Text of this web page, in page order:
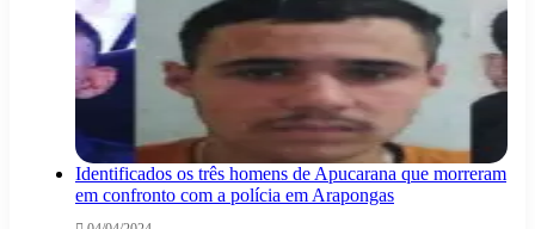
Identificados os três homens de Apucarana que morreram
em confronto com a polícia em Arapongas